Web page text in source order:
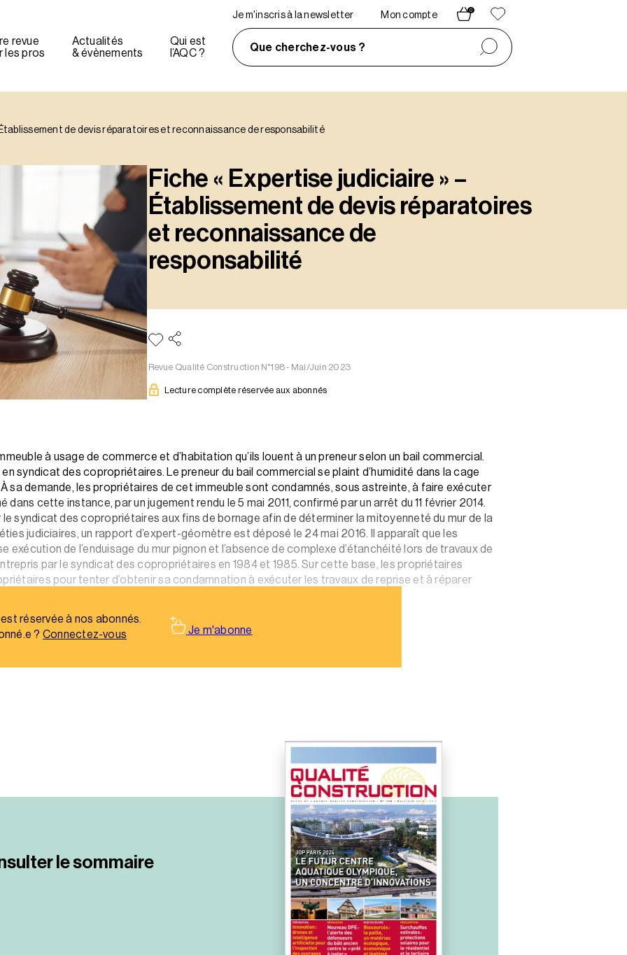
revue
les pros
Actualités
& évènements
Qui est
l’AQC ?
Je m'inscris à la newsletter Mon compte
0
Que cherchez-vous ?
de devis réparatoires et reconnaissance de responsabilité
Fiche « Expertise judiciaire » –
Établissement de devis réparatoires
et reconnaissance de
responsabilité
Revue Qualité Construction N°198 - Mai/Juin 2023
Lecture complète réservée aux abonnés
à usage de commerce et d’habitation qu’ils louent à un preneur selon un bail commercial.
syndicat des copropriétaires. Le preneur du bail commercial se plaint d’humidité dans la cage
À sa demande, les propriétaires de cet immeuble sont condamnés, sous astreinte, à faire exécuter
dans cette instance, par un jugement rendu le 5 mai 2011, confirmé par un arrêt du 11 février 2014.
le syndicat des copropriétaires aux fins de bornage afin de déterminer la mitoyenneté du mur de la
judiciaires, un rapport d’expert-géomètre est déposé le 24 mai 2016. Il apparaît que les
exécution de l’enduisage du mur pignon et l’absence de complexe d’étanchéité lors de travaux de
par le syndicat des copropriétaires en 1984 et 1985. Sur cette base, les propriétaires
pour tenter d’obtenir sa condamnation à exécuter les travaux de reprise et à réparer
655 et 1382, devenus 1240 du Code civil.
réservée à nos abonnés.
? Connectez-vous Je m'abonne
le sommaire